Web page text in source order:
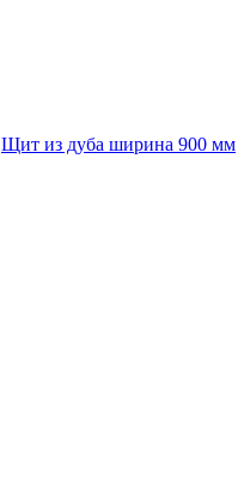
Щит из дуба ширина 900 мм